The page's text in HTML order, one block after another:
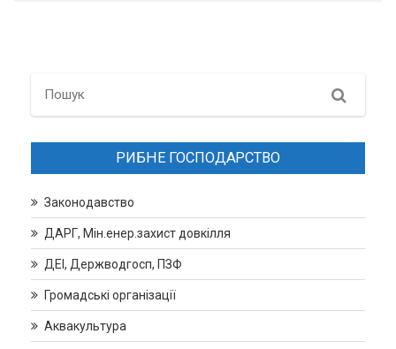
Search
РИБНЕ ГОСПОДАРСТВО
Законодавство
ДАРГ, Мін.енер.захист довкілля
ДЕІ, Держводгосп, ПЗФ
Громадські організації
Аквакультура